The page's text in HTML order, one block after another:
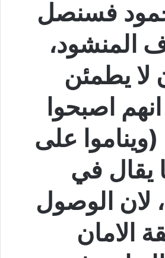
فسنصل
المنشود،
لا يطمئن
اصبحوا
على
يقال في
لان الوصول
الامان